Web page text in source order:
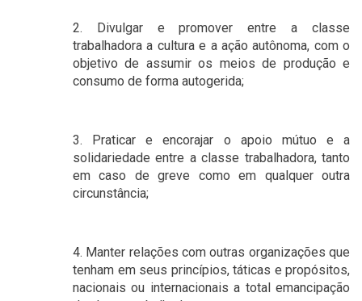
2. Divulgar e promover entre a classe
trabalhadora a cultura e a ação autônoma, com o
objetivo de assumir os meios de produção e
consumo de forma autogerida;
3. Praticar e encorajar o apoio mútuo e a
solidariedade entre a classe trabalhadora, tanto
em caso de greve como em qualquer outra
circunstância;
4. Manter relações com outras organizações que
tenham em seus princípios, táticas e propósitos,
nacionais ou internacionais a total emancipação